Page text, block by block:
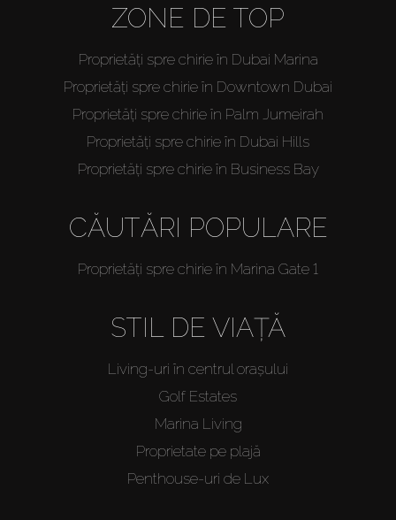
ZONE DE TOP
Proprietăți spre chirie în Dubai Marina
Proprietăți spre chirie în Downtown Dubai
Proprietăți spre chirie în Palm Jumeirah
Proprietăți spre chirie în Dubai Hills
Proprietăți spre chirie în Business Bay
CĂUTĂRI POPULARE
Proprietăți spre chirie în Marina Gate 1
STIL DE VIAȚĂ
Living-uri în centrul orașului
Golf Estates
Marina Living
Proprietate pe plajă
Penthouse-uri de Lux